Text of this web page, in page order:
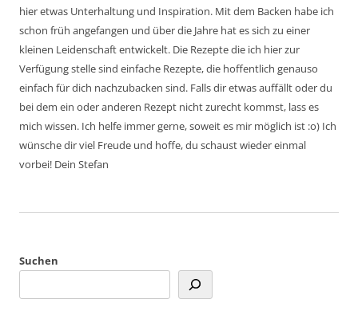
hier etwas Unterhaltung und Inspiration. Mit dem Backen habe ich
schon früh angefangen und über die Jahre hat es sich zu einer
kleinen Leidenschaft entwickelt. Die Rezepte die ich hier zur
Verfügung stelle sind einfache Rezepte, die hoffentlich genauso
einfach für dich nachzubacken sind. Falls dir etwas auffällt oder du
bei dem ein oder anderen Rezept nicht zurecht kommst, lass es
mich wissen. Ich helfe immer gerne, soweit es mir möglich ist :o) Ich
wünsche dir viel Freude und hoffe, du schaust wieder einmal
vorbei! Dein Stefan
Suchen